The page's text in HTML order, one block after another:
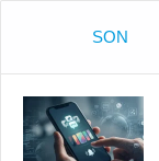
SON